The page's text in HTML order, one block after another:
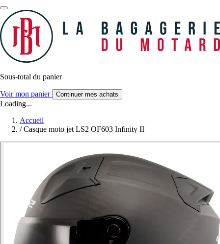
Sous-total du panier
Voir mon panier Continuer mes achats
Loading...
Accueil
/ Casque moto jet LS2 OF603 Infinity II